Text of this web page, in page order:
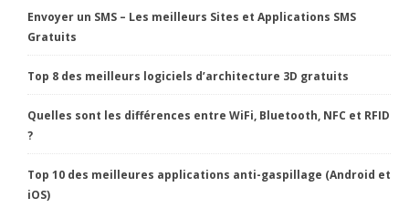
Envoyer un SMS – Les meilleurs Sites et Applications SMS
Gratuits
Top 8 des meilleurs logiciels d’architecture 3D gratuits
Quelles sont les différences entre WiFi, Bluetooth, NFC et RFID
?
Top 10 des meilleures applications anti-gaspillage (Android et
iOS)